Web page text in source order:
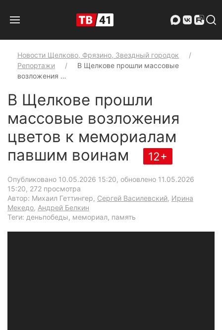
Новости Щелково, Фрязино, Звездный городок
Репортажи
В Щелкове прошли массовые
возложения …
В Щелкове прошли
массовые возложения
цветов к мемориалам
павшим воинам
12+
Опубликовано 10.05.2026 15:20, обновлено 11.05.2026
15:20, 272 просмотра
Автор: Михаил Геттингер, Сергей Василевский, Ирина
Мекедо, Андрей Белкин
Теги: деньпобеды, мемориал, память